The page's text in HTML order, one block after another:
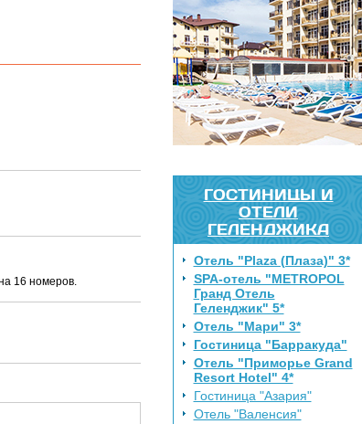
ГОСТИНИЦЫ И
ОТЕЛИ
ГЕЛЕНДЖИКА
Отель "Plaza (Плаза)" 3*
SPA-отель "METROPOL
Гранд Отель
Геленджик" 5*
Отель "Мари" 3*
Гостиница "Барракуда"
Отель "Приморье Grand
Resort Hotel" 4*
Гостиница "Азария"
Отель "Валенсия"
16 номеров.